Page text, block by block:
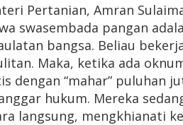
Pertanian, Amran
swasembada pangan
bangsa. Beliau
Maka, ketika ada
dengan “mahar” puluhan
hukum. Mereka
langsung, mengkhianati